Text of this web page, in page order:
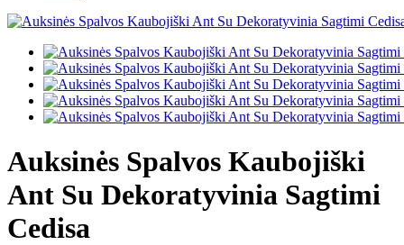
Auksinės Spalvos Kaubojiški
Ant Su Dekoratyvinia Sagtimi
Cedisa